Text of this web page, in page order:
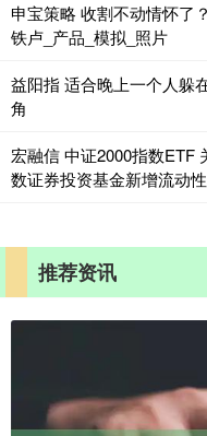
申宝策略 收割不动情怀了
铁卢_产品_模拟_照片
益阳指 适合晚上一个人躲
角
宏融信 中证2000指数ETF
数证券投资基金新增流动
推荐资讯